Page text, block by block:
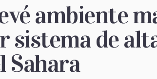
ambiente
sistema de
Sahara